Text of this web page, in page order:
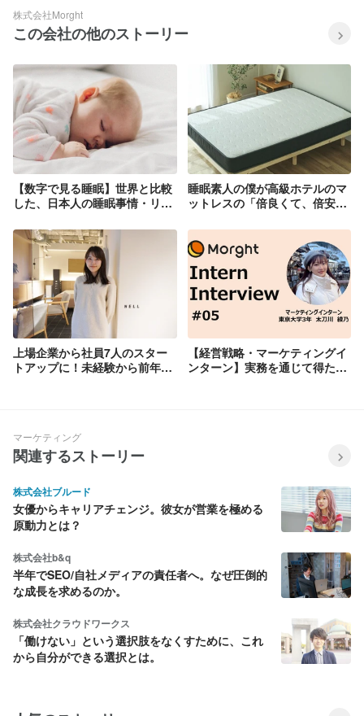
株式会社Morght
この会社の他のストーリー
【数字で見る睡眠】世界と比較
した、日本人の睡眠事情・リテ
睡眠素人の僕が高級ホテルのマ
ットレスの「倍良くて、倍安
上場企業から社員7人のスター
トアップに！未経験から前年度
【経営戦略・マーケティングイ
ンターン】実務を通じて得た成
マーケティング
関連するストーリー
株式会社ブルード
女優からキャリアチェンジ。彼女が営業を極める
原動力とは？
株式会社b&q
半年でSEO/自社メディアの責任者へ。なぜ圧倒的
な成長を求めるのか。
株式会社クラウドワークス
「働けない」という選択肢をなくすために、これ
から自分ができる選択とは。